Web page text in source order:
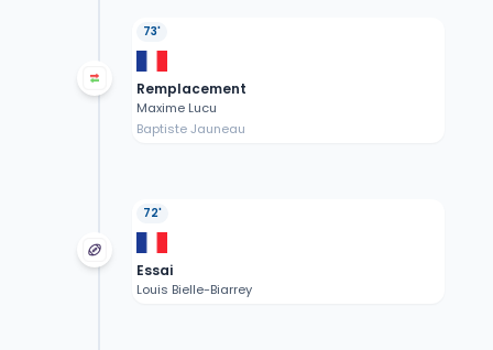
73'
Remplacement
Maxime Lucu
Baptiste Jauneau
72'
Essai
Louis Bielle-Biarrey